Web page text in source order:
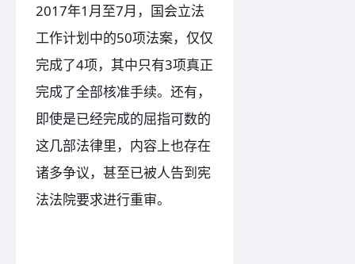
2017年1月至7月，国会立法
工作计划中的50项法案，仅仅
完成了4项，其中只有3项真正
完成了全部核准手续。还有，
即使是已经完成的屈指可数的
这几部法律里，内容上也存在
诸多争议，甚至已被人告到宪
法法院要求进行重审。